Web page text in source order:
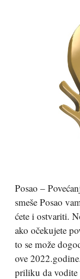
Posao –
smeše Posao
ćete i ostvariti.
ako očekujete
to se može
ove
priliku da